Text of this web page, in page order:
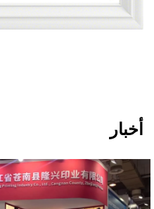
أخبار